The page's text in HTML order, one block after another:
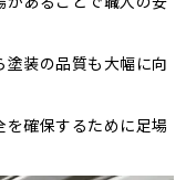
装の品質も大幅に向
確保するために足場